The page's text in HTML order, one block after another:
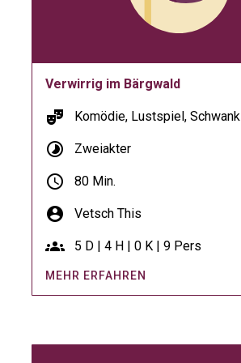
Verwirrig im Bärgwald
theater_comedy Komödie, Lustspiel, Schwank
timelapse Zweiakter
schedule 80 Min.
account_circle Vetsch This
groups 5 D | 4 H | 0 K | 9 Pers
MEHR ERFAHREN